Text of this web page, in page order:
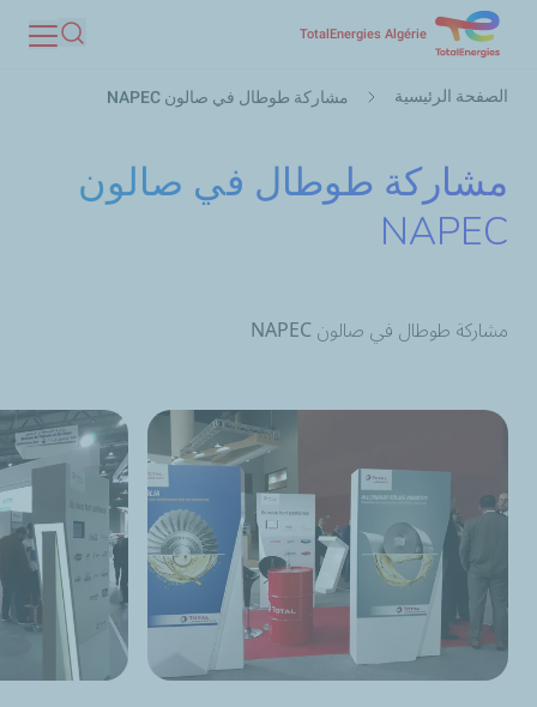
المحتوى
TotalEnergies Algérie
بحث
مسار
الصفحة الرئيسية مشاركة طوطال في صالون NAPEC
مشاركة طوطال في صالون
NAPEC
مشاركة طوطال في صالون NAPEC